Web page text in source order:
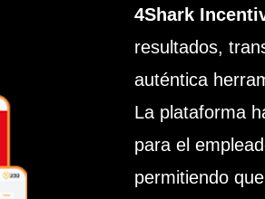
4Shark
resultados,
auténtica
La plataforma
para el
permitiendo